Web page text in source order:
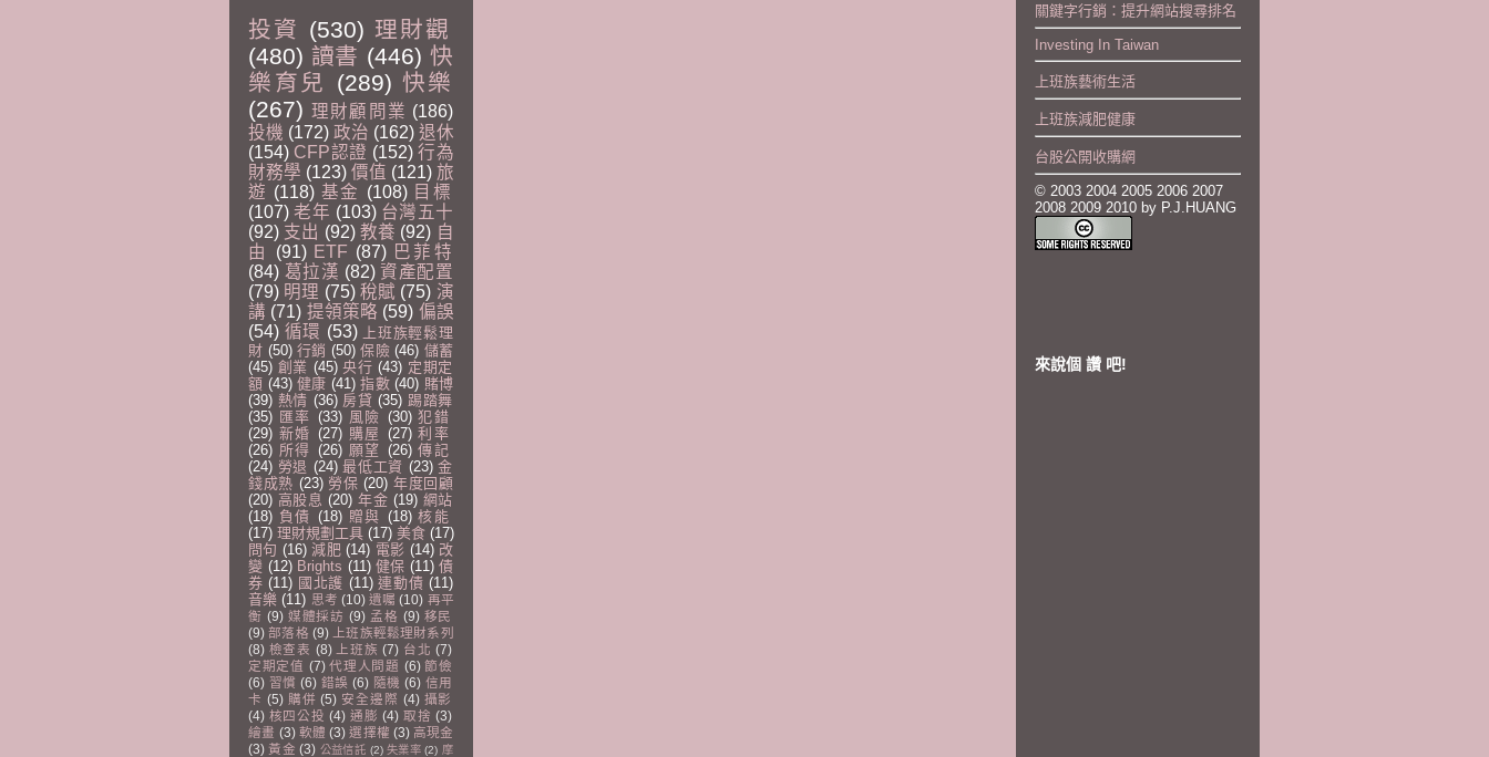
投資 (530) 理財觀
(480) 讀書 (446) 快
樂育兒
(289) 快樂
(267) 理財顧問業 (186)
投機 (172) 政治 (162) 退休
(154) CFP認證 (152) 行為
財務學 (123) 價值 (121) 旅
遊 (118) 基金 (108) 目標
(107) 老年 (103) 台灣五十
(92) 支出 (92) 教養 (92) 自
由
(91) ETF (87) 巴菲特
(84) 葛拉漢 (82) 資產配置
(79) 明理 (75) 稅賦 (75) 演
講 (71) 提領策略 (59) 偏誤
(54) 循環 (53)
上班族輕鬆理
財 (50) 行銷 (50) 保險 (46) 儲蓄
(45) 創業 (45) 央行 (43) 定期定
額 (43) 健康 (41) 指數 (40) 賭博
(39) 熱情 (36) 房貸 (35) 踢踏舞
(35) 匯率 (33) 風險 (30) 犯錯
(29) 新婚 (27) 購屋 (27) 利率
(26) 所得 (26) 願望 (26) 傳記
(24) 勞退 (24) 最低工資 (23) 金
錢成熟 (23) 勞保 (20) 年度回顧
(20) 高股息 (20) 年金 (19) 網站
(18) 負債 (18) 贈與 (18) 核能
(17) 理財規劃工具 (17) 美食 (17)
問句 (16) 減肥 (14) 電影 (14) 改
變 (12) Brights (11) 健保 (11) 債
券 (11) 國北護 (11) 連動債 (11)
音樂 (11) 思考 (10) 遺囑 (10) 再平
衡 (9) 媒體採訪 (9) 孟格 (9) 移民
(9) 部落格 (9)
上班族輕鬆理財系列
(8) 檢查表 (8) 上班族 (7) 台北 (7)
定期定值 (7) 代理人問題 (6) 節儉
(6) 習慣 (6) 錯誤 (6) 隨機 (6) 信用
卡 (5) 購併 (5) 安全邊際 (4) 攝影
(4) 核四公投 (4) 通膨 (4) 取捨 (3)
繪畫 (3) 軟體 (3) 選擇權 (3) 高現金
(3) 黃金 (3) 公益信託 (2) 失業率 (2) 摩
關鍵字行銷：提升網站搜尋排名
Investing In Taiwan
上班族藝術生活
上班族減肥健康
台股公開收購網
© 2003 2004 2005 2006 2007
2008 2009 2010 by P.J.HUANG
來說個 讚 吧!